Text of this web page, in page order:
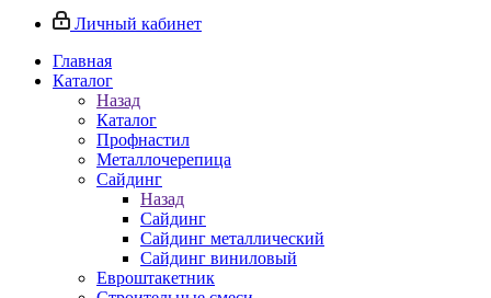
Личный кабинет
Главная
Каталог
Назад
Каталог
Профнастил
Металлочерепица
Сайдинг
Назад
Сайдинг
Сайдинг металлический
Сайдинг виниловый
Евроштакетник